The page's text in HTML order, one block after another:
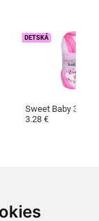
Sweet Baby 325
DETSKÁ
3.28 €